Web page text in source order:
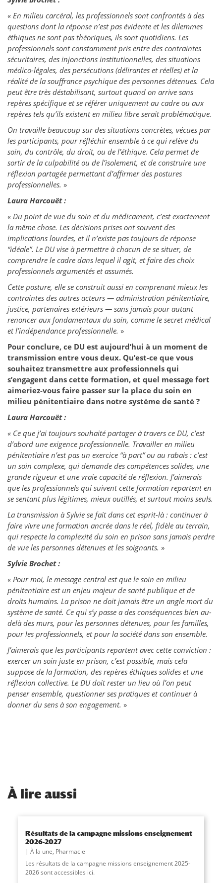
« En milieu carcéral, les professionnels sont confrontés à des
questions dont la réponse n’est pas évidente et les dilemmes
éthiques ne sont pas théoriques, ils sont quotidiens. Les
professionnels sont constamment pris entre des contraintes
sécuritaires, des injonctions institutionnelles, des situations
médico-légales, des persécutions (délirantes et réelles) et la
réalité de la souffrance psychique des personnes détenues. Cela
peut être très déstabilisant, surtout quand on arrive sans
repères spécifique et se référer uniquement au cadre ou aux
repères tels qu’ils existent en milieu libre serait problématique.
On travaille beaucoup sur des situations concrètes, vécues par
les participants, pour réfléchir ensemble à ce qui relève du
soin, du contrôle, du droit, ou de l’éthique. Cela permet de
sortir de la culpabilité ou de l’isolement, et de construire une
réflexion partagée permettant d’affirmer des postures
professionnelles. »
Laura Harcouët :
« Du point de vue du soin et du médicament, c’est exactement
la même chose. Les décisions prises ont souvent des
implications lourdes, et il n’existe pas toujours de réponse
“idéale”. Le DU vise à permettre à chacun de se situer, de
comprendre le cadre dans lequel il agit, et faire des choix
professionnels argumentés et assumés.
Cette posture, elle se construit aussi en comprenant mieux les
contraintes des autres acteurs — administration pénitentiaire,
justice, partenaires extérieurs — sans jamais pour autant
renoncer aux fondamentaux du soin, comme le secret médical
et l’indépendance professionnelle. »
Pour conclure, ce DU est aujourd’hui à un moment de
transmission entre vous deux. Qu’est-ce que vous
souhaitez transmettre aux professionnels qui
s’engagent dans cette formation, et quel message fort
aimeriez-vous faire passer sur la place du soin en
milieu pénitentiaire dans notre système de santé ?
Laura Harcouët :
« Ce que j’ai toujours souhaité partager à travers ce DU, c’est
d’abord une exigence professionnelle. Travailler en milieu
pénitentiaire n’est pas un exercice “à part” ou au rabais : c’est
un soin complexe, qui demande des compétences solides, une
grande rigueur et une vraie capacité de réflexion. J’aimerais
que les professionnels qui suivent cette formation repartent en
se sentant plus légitimes, mieux outillés, et surtout moins seuls.
La transmission à Sylvie se fait dans cet esprit-là : continuer à
faire vivre une formation ancrée dans le réel, fidèle au terrain,
qui respecte la complexité du soin en prison sans jamais perdre
de vue les personnes détenues et les soignants. »
Sylvie Brochet :
« Pour moi, le message central est que le soin en milieu
pénitentiaire est un enjeu majeur de santé publique et de
droits humains. La prison ne doit jamais être un angle mort du
système de santé. Ce qui s’y passe a des conséquences bien au-
delà des murs, pour les personnes détenues, pour les familles,
pour les professionnels, et pour la société dans son ensemble.
J’aimerais que les participants repartent avec cette conviction :
exercer un soin juste en prison, c’est possible, mais cela
suppose de la formation, des repères éthiques solides et une
réflexion collective. Le DU doit rester un lieu où l’on peut
penser ensemble, questionner ses pratiques et continuer à
donner du sens à son engagement. »
À lire aussi
Résultats de la campagne missions enseignement
2026-2027
À la une, Pharmacie
Les résultats de la campagne missions enseignement 2025-
2026 sont accessibles ici.